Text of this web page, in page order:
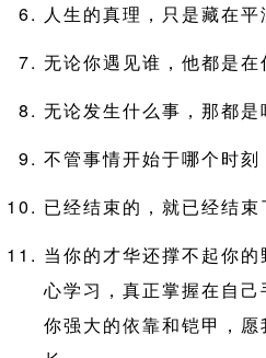
人生的真理，只是藏在平
无论你遇见谁，他都是在
无论发生什么事，那都是
不管事情开始于哪个时刻
已经结束的，就已经结束
当你的才华还撑不起你
心学习，真正掌握在自
你强大的依靠和铠甲，